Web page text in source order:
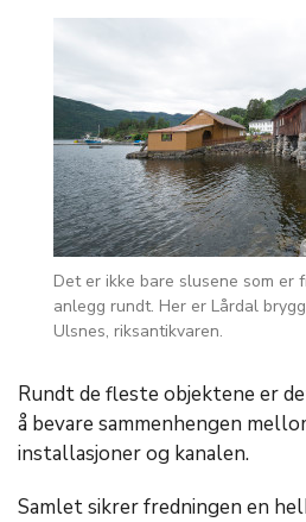
Det er ikke bare slusene som er
anlegg rundt. Her er Lårdal
Ulsnes, riksantikvaren.
Rundt de fleste objektene er
å bevare sammenhengen
installasjoner og kanalen.
Samlet sikrer fredningen en